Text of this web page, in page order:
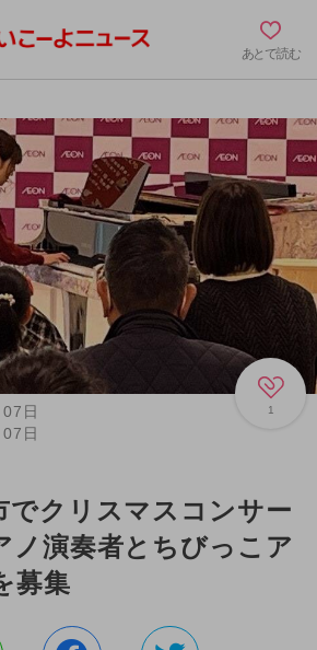
あとで読む
1
日
日
でクリスマスコンサー
ノ演奏者とちびっこア
募集